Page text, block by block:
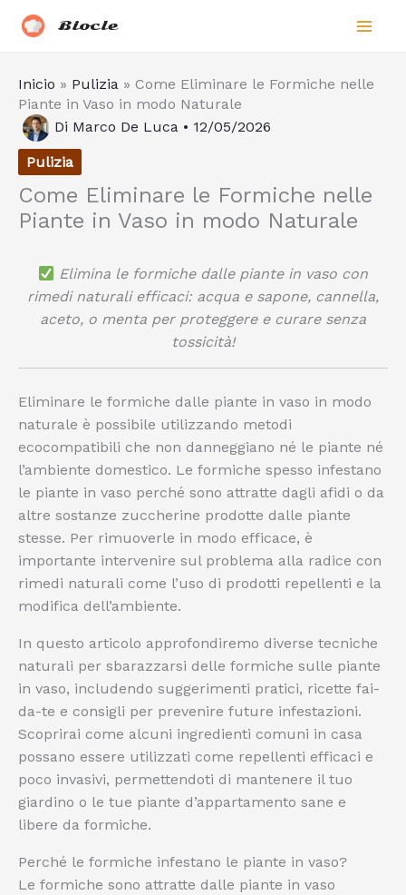
Biocle
Inicio » Pulizia » Come Eliminare le Formiche nelle
Piante in Vaso in modo Naturale
Di Marco De Luca • 12/05/2026
Pulizia
Come Eliminare le Formiche nelle
Piante in Vaso in modo Naturale
Elimina le formiche dalle piante in vaso con
rimedi naturali efficaci: acqua e sapone, cannella,
aceto, o menta per proteggere e curare senza
tossicità!
Eliminare le formiche dalle piante in vaso in modo
naturale è possibile utilizzando metodi
ecocompatibili che non danneggiano né le piante né
l’ambiente domestico. Le formiche spesso infestano
le piante in vaso perché sono attratte dagli afidi o da
altre sostanze zuccherine prodotte dalle piante
stesse. Per rimuoverle in modo efficace, è
importante intervenire sul problema alla radice con
rimedi naturali come l’uso di prodotti repellenti e la
modifica dell’ambiente.
In questo articolo approfondiremo diverse tecniche
naturali per sbarazzarsi delle formiche sulle piante
in vaso, includendo suggerimenti pratici, ricette fai-
da-te e consigli per prevenire future infestazioni.
Scoprirai come alcuni ingredienti comuni in casa
possano essere utilizzati come repellenti efficaci e
poco invasivi, permettendoti di mantenere il tuo
giardino o le tue piante d’appartamento sane e
libere da formiche.
Perché le formiche infestano le piante in vaso?
Le formiche sono attratte dalle piante in vaso